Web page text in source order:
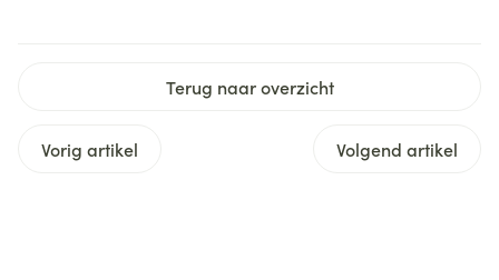
Terug naar overzicht
Vorig artikel Volgend artikel